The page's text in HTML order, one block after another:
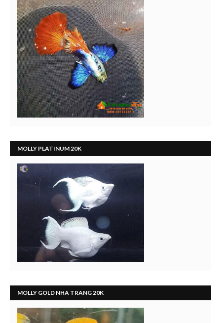
MOLLY PLATINUM 20K
MOLLY GOLD NHA TRANG 20K